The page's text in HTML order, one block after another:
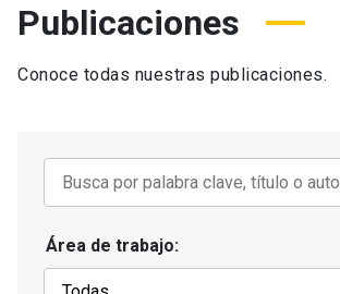
Publicaciones
Conoce todas nuestras publicaciones.
Área de trabajo: